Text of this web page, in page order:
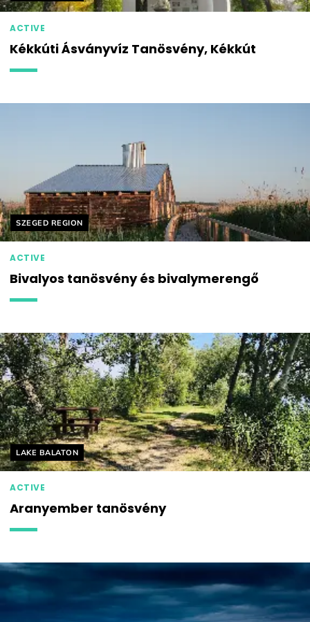
ACTIVE
Kékkúti Ásványvíz Tanösvény, Kékkút
Helyszín címkék:
SZEGED REGION
ACTIVE
Bivalyos tanösvény és bivalymerengő
Helyszín címkék:
LAKE BALATON
ACTIVE
Aranyember tanösvény